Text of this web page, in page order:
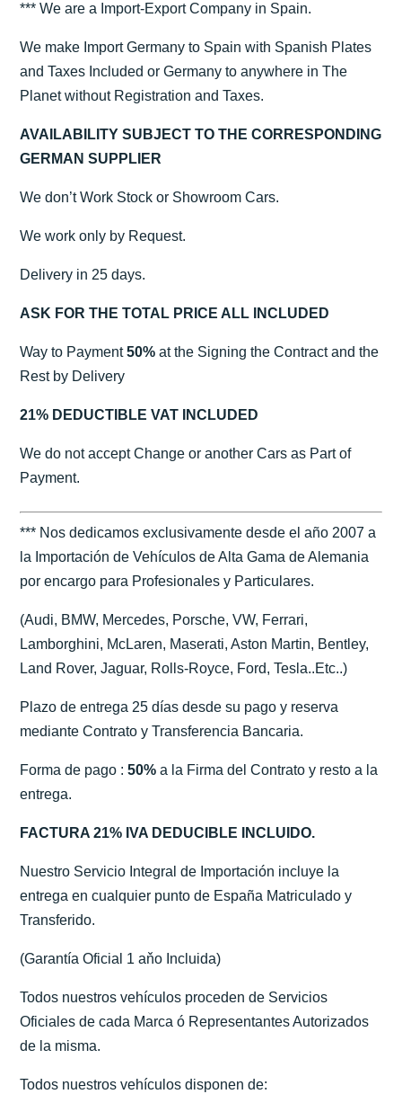
*** We are a Import-Export Company in Spain.
We make Import Germany to Spain with Spanish Plates
and Taxes Included or Germany to anywhere in The
Planet without Registration and Taxes.
AVAILABILITY SUBJECT TO THE CORRESPONDING
GERMAN SUPPLIER
We don’t Work Stock or Showroom Cars.
We work only by Request.
Delivery in 25 days.
ASK FOR THE TOTAL PRICE ALL INCLUDED
Way to Payment50% at the Signing the Contract and the
Rest by Delivery
21% DEDUCTIBLE VAT INCLUDED
We do not accept Change or another Cars as Part of
Payment.
*** Nos dedicamos exclusivamente desde el año 2007 a
la Importación de Vehículos de Alta Gama de Alemania
por encargo para Profesionales y Particulares.
(Audi, BMW, Mercedes, Porsche, VW, Ferrari,
Lamborghini, McLaren, Maserati, Aston Martin, Bentley,
Land Rover, Jaguar, Rolls-Royce, Ford, Tesla..Etc..)
Plazo de entrega 25 días desde su pago y reserva
mediante Contrato y Transferencia Bancaria.
Forma de pago :50% a la Firma del Contrato y resto a la
entrega.
FACTURA 21% IVA DEDUCIBLE INCLUIDO.
Nuestro Servicio Integral de Importación incluye la
entrega en cualquier punto de España Matriculado y
Transferido.
(Garantía Oficial 1 aňo Incluida)
Todos nuestros vehículos proceden de Servicios
Oficiales de cada Marca ó Representantes Autorizados
de la misma.
Todos nuestros vehículos disponen de: